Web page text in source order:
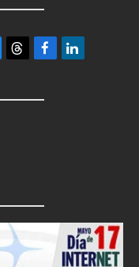
ThreadsFacebookLinkedIn